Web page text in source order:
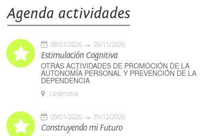
Agenda actividades
08/01/2026 26/11/2026
Estimulación Cognitiva
OTRAS ACTIVIDADES DE PROMOCIÓN DE LA
AUTONOMÍA PERSONAL Y PREVENCIÓN DE LA
DEPENDENCIA
Ledesma
09/01/2026 31/12/2026
Construyendo mi Futuro